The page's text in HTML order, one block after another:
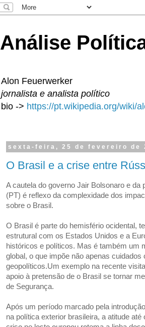
Análise
Alon Feuerwerker
jornalista e analista político
bio -> https://pt.wikipedia.org/wiki/
sexta-feira, 25 de fevereiro de
O Brasil e a crise entre
A cautela do governo Jair Bolsonaro e da
(PT) é reflexo da complexidade dos
sobre o Brasil.
O Brasil é parte do hemisfério ocidental,
estrutural com os Estados Unidos e a
históricos e políticos. Mas é também um
global, o que impõe não apenas
geopolíticos.Um exemplo na recente
apoio à pretensão de o Brasil se tornar
de Segurança.
Após um período marcado pela
na política exterior brasileira, a atitude